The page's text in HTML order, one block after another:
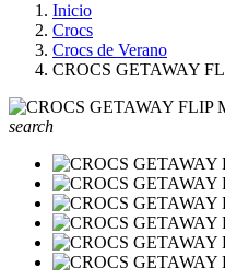
Inicio
Crocs
Crocs de Verano
CROCS GETAWAY
search